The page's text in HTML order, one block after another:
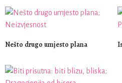
Nešto drugo umjesto plana